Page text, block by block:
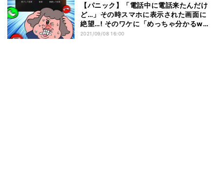
【パニック】「電話中に電話来たんだけ
ど…」その時スマホに表示された画面に
絶望…! そのワケに「めっちゃ分かるw」
とツイッターで共感の嵐
2021/09/08 16:00